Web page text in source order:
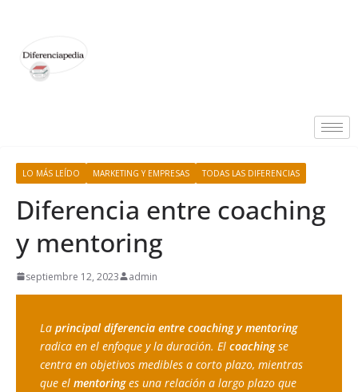
LO MÁS LEÍDO MARKETING Y EMPRESAS TODAS LAS DIFERENCIAS
Diferencia entre coaching
y mentoring
septiembre 12, 2023 admin
La principal diferencia entre coaching y mentoring
radica en el enfoque y la duración. El coaching se
centra en objetivos medibles a corto plazo, mientras
que el mentoring es una relación a largo plazo que